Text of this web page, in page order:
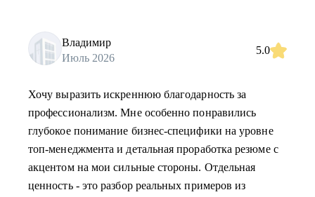
Владимир
Июль 2026
5.0
Хочу выразить искреннюю благодарность за
профессионализм. Мне особенно понравились
глубокое понимание бизнес-специфики на уровне
топ-менеджмента и детальная проработка резюме с
акцентом на мои сильные стороны. Отдельная
ценность - это разбор реальных примеров из